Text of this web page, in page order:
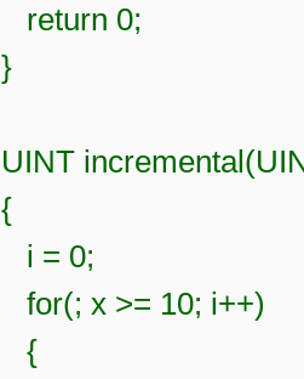
return 0;
}
UINT
{
i = 0;
for(; x >= 10; i++)
{